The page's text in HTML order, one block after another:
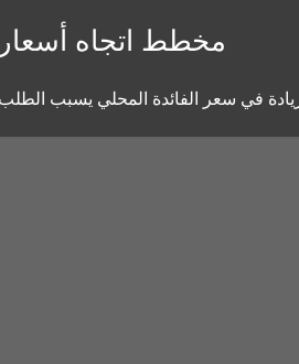
مخطط اتجاه أسعار
في سعر الفائدة المحلي يسبب